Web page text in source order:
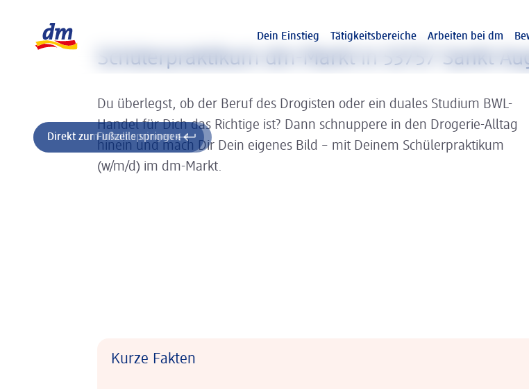
Direkt zum Inhalt springen
Direkt zur Fußzeile springen
Dein Einstieg
Tätigkeitsbereiche Arbeiten bei dm
Schülerpraktikum dm-Markt in 53757 Sankt
Du überlegst, ob der Beruf des Drogisten oder ein duales Studium BWL-
Handel für Dich das Richtige ist? Dann schnuppere in den Drogerie-Alltag
hinein und mach Dir Dein eigenes Bild – mit Deinem Schülerpraktikum
(w/m/d) im dm-Markt.
Kurze Fakten